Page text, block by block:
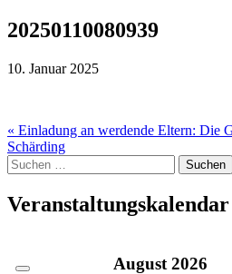
20250110080939
10. Januar 2025
Beitragsnavigation
« Einladung an werdende Eltern: Die
Schärding
Suche
nach:
Veranstaltungskalendar
August 2026